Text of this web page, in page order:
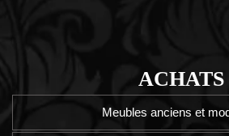
ACHATS
Meubles anciens et